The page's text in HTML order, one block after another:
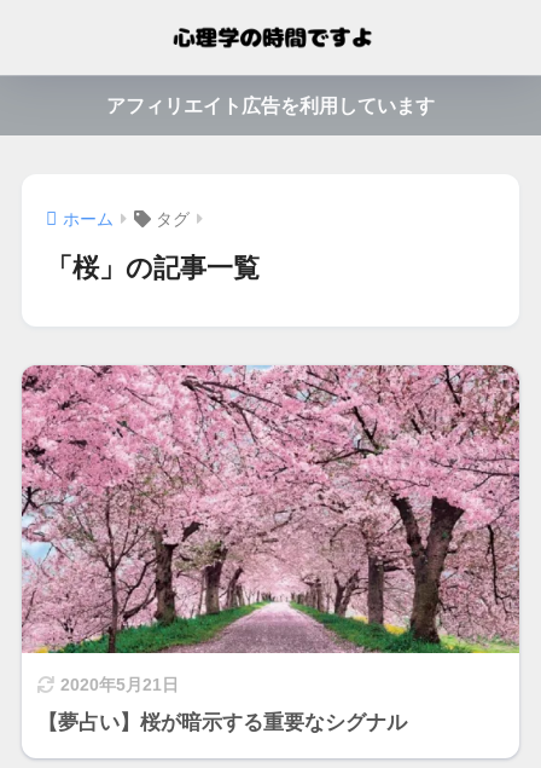
アフィリエイト広告を利用しています
ホーム タグ
「桜」の記事一覧
2020年5月21日
【夢占い】桜が暗示する重要なシグナル